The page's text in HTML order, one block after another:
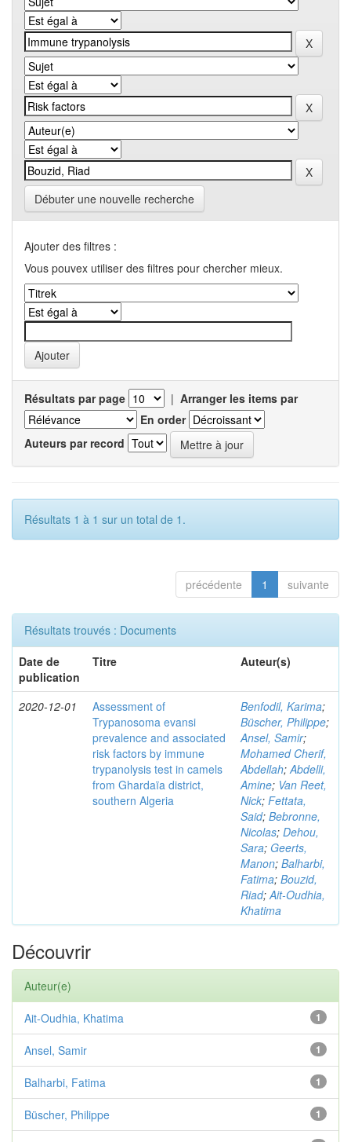
Débuter une nouvelle recherche
Ajouter des filtres :
Vous pouvex utiliser des filtres pour chercher mieux.
Résultats par page | Arranger les items par
En order
Auteurs par record
Résultats 1 à 1 sur un total de 1.
précédente 1 suivante
Résultats trouvés : Documents
Date de
publication
Titre Auteur(s)
2020-12-01
Assessment of
Trypanosoma evansi
prevalence and associated
risk factors by immune
trypanolysis test in camels
from Ghardaïa district,
southern Algeria
Benfodil, Karima;
Büscher, Philippe;
Ansel, Samir;
Mohamed Cherif,
Abdellah;Abdelli,
Amine; Van Reet,
Nick; Fettata,
Said; Bebronne,
Nicolas; Dehou,
Sara; Geerts,
Manon; Balharbi,
Fatima; Bouzid,
Riad;Ait-Oudhia,
Khatima
Découvrir
Auteur(e)
1
Ait-Oudhia, Khatima
1
Ansel, Samir
1
Balharbi, Fatima
1
Büscher, Philippe